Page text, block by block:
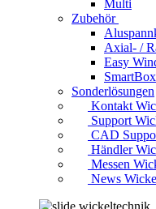
Multi
Zubehör
Axial- /
Easy
SmartBox
Sonderlösungen
Kontakt
Support
CAD
Händler
Messen
News